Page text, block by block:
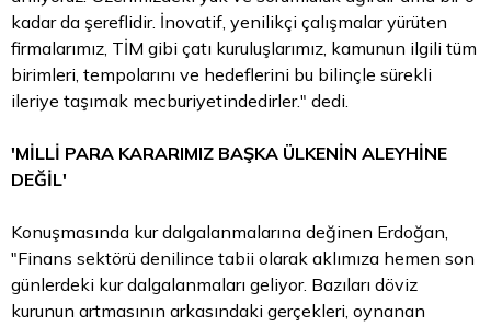
kadar da şereflidir. İnovatif, yenilikçi çalışmalar yürüten
firmalarımız, TİM gibi çatı kuruluşlarımız, kamunun ilgili tüm
birimleri, tempolarını ve hedeflerini bu bilinçle sürekli
ileriye taşımak mecburiyetindedirler." dedi.
'MİLLİ PARA KARARIMIZ BAŞKA ÜLKENİN ALEYHİNE
DEĞİL'
Konuşmasında kur dalgalanmalarına değinen Erdoğan,
"Finans sektörü denilince tabii olarak aklımıza hemen son
günlerdeki kur dalgalanmaları geliyor. Bazıları döviz
kurunun artmasının arkasındaki gerçekleri, oynanan